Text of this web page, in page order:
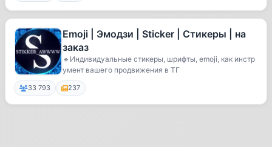
Emoji | Эмодзи | Sticker | Стикеры | на
заказ
🔹Индивидуальные стикеры, шрифты, emoji, как инстр
умент вашего продвижения в ТГ
33 793 237